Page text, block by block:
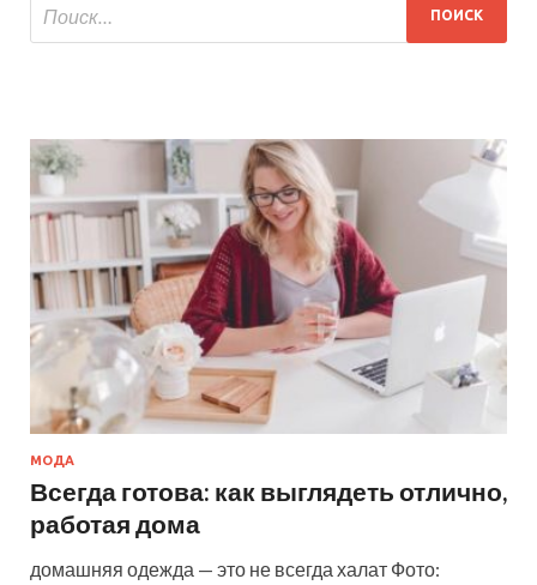
МОДА
Всегда готова: как выглядеть отлично,
работая дома
домашняя одежда — это не всегда халат Фото: